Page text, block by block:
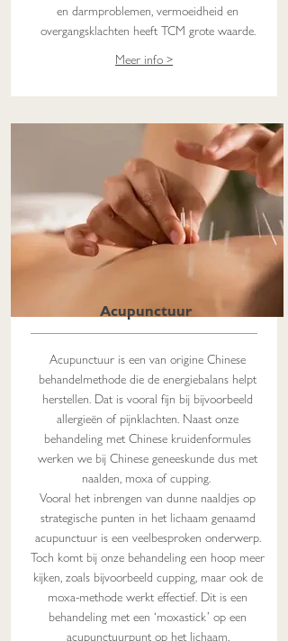
en darmproblemen, vermoeidheid en
overgangsklachten heeft TCM grote waarde.
Meer info >
Acupunctuur
Acupunctuur is een van origine Chinese
behandelmethode die de energiebalans helpt
herstellen. Dat is vooral fijn bij bijvoorbeeld
allergieën of pijnklachten. Naast onze
behandeling met Chinese kruidenformules
werken we bij Chinese geneeskunde dus met
naalden, moxa of cupping.
Vooral het inbrengen van dunne naaldjes op
strategische punten in het lichaam genaamd
acupunctuur is een veelbesproken onderwerp.
Toch komt bij onze behandeling een hoop meer
kijken, zoals bijvoorbeeld cupping, maar ook de
moxa-methode werkt effectief. Dit is een
behandeling met een ‘moxastick’ op een
acupunctuurpunt op het lichaam.